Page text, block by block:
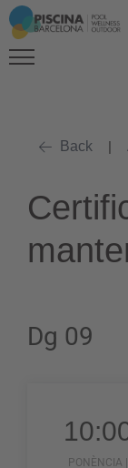
Back |
Dg 09
PONÈNCIA |